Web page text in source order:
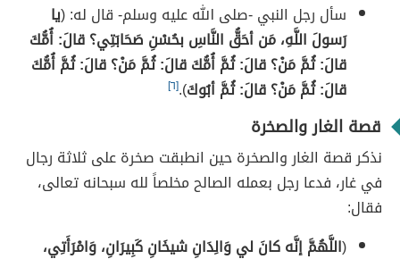
سأل رجل النبي -صلى الله عليه وسلم- قال له: (يا
رَسولَ اللَّهِ، مَن أحَقُّ النَّاسِ بحُسْنِ صَحَابَتِي؟ قالَ: أُمُّكَ
قالَ: ثُمَّ مَنْ؟ قالَ: ثُمَّ أُمُّكَ قالَ: ثُمَّ مَنْ؟ قالَ: ثُمَّ أُمُّكَ
قالَ: ثُمَّ مَنْ؟ قالَ: ثُمَّ أبُوكَ).[٦]
قصة الغار والصخرة
نذكر قصة الغار والصخرة حين انطبقت صخرة على ثلاثة رجال
في غار، فدعا رجل بعمله الصالح مخلصاً لله سبحانه تعالى،
فقال:
(اللَّهُمَّ إنَّه كانَ لي وَالِدَانِ شيخَانِ كَبِيرَانِ، وَامْرَأَتِي،